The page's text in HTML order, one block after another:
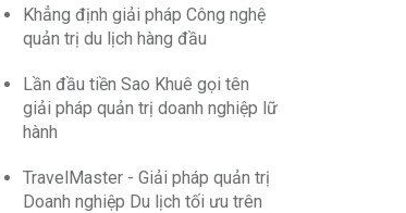
Khẳng định giải pháp Công nghệ
quản trị du lịch hàng đầu
Lần đầu tiền Sao Khuê gọi tên
giải pháp quản trị doanh nghiệp lữ
hành
TravelMaster - Giải pháp quản trị
Doanh nghiệp Du lịch tối ưu trên